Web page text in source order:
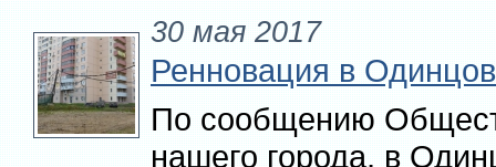
30 мая 2017
Ренновация в
По сообщению
нашего города, в